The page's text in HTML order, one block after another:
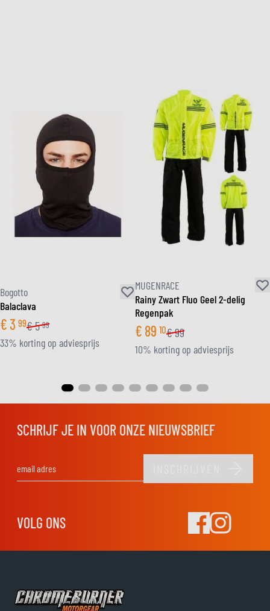
Bogotto
Balaclava
€3 99€5 99
33% korting op adviesprijs
MUGENRACE
Rainy Zwart Fluo Geel 2-delig
Regenpak
€ 89 10€99
10% korting op adviesprijs
SCHRIJF JE IN VOOR ONZE NIEUWSBRIEF
VOLG ONS